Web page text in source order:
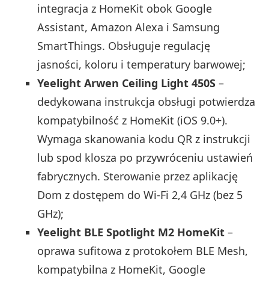
integracja z HomeKit obok Google
Assistant, Amazon Alexa i Samsung
SmartThings. Obsługuje regulację
jasności, koloru i temperatury barwowej;
Yeelight Arwen Ceiling Light 450S –
dedykowana instrukcja obsługi potwierdza
kompatybilność z HomeKit (iOS 9.0+).
Wymaga skanowania kodu QR z instrukcji
lub spod klosza po przywróceniu ustawień
fabrycznych. Sterowanie przez aplikację
Dom z dostępem do Wi‑Fi 2,4 GHz (bez 5
GHz);
Yeelight BLE Spotlight M2 HomeKit –
oprawa sufitowa z protokołem BLE Mesh,
kompatybilna z HomeKit, Google